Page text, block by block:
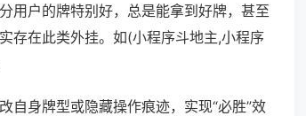
用户的牌特别好，总是能拿到好牌，甚至
存在此类外挂。如(小程序斗地主,小程序
自身牌型或隐藏操作痕迹，实现“必胜”效